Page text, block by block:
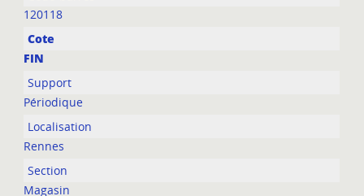
120118
FIN
Périodique
Rennes
Magasin